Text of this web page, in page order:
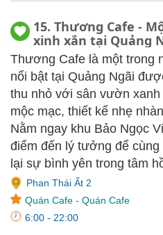
15. Thương Cafe -
xinh xắn tại Quảng
Thương Cafe là một trong
nổi bật tại Quảng Ngãi
thu nhỏ với sân vườn
mộc mạc, thiết kế nhẹ
Nằm ngay khu Bảo Ngọc
điểm đến lý tưởng để
lại sự bình yên trong tâm
Phan Thái Ất 2
Quán Cafe - Quán Cafe
6:00 - 22:00